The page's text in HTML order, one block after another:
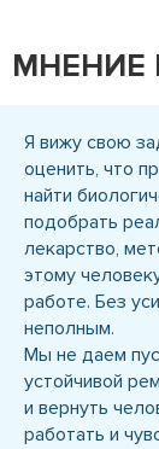
МНЕНИЕ
Я вижу свою
оценить, что
найти
подобрать
лекарство,
этому
работе. Без
неполным.
Мы не даем
устойчивой
и вернуть
работать и